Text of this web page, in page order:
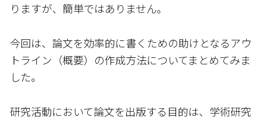
りますが、簡単ではありません。
今回は、論文を効率的に書くための助けとなるアウ
トライン（概要）の作成方法についてまとめてみま
した。
研究活動において論文を出版する目的は、学術研究